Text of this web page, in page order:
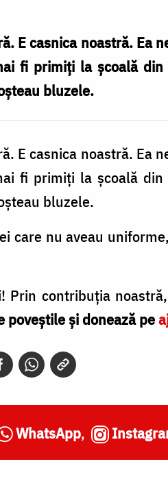
E casnica noastră. Ea
fi primiți la școală
bluzele.
E casnica noastră. Ea
fi primiți la școală
bluzele.
care nu aveau
contribuția
poveștile și donează pe
WhatsApp,